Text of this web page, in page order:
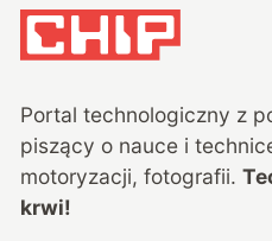
Portal technologiczny z
piszący o nauce i
motoryzacji, fotografii.
krwi!